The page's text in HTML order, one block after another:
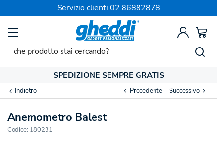
Servizio clienti 02 86882878
SPEDIZIONE SEMPRE GRATIS
Indietro Precedente Successivo
Anemometro Balest
Codice: 180231